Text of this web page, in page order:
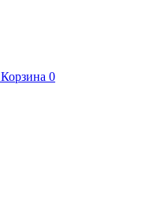
Корзина 0